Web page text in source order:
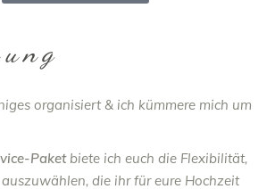
organisiert & ich kümmere mich um
Paketbiete ich euch die Flexibilität,
die ihr für eure Hochzeit